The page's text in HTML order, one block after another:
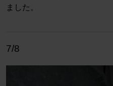
ました。
7/8